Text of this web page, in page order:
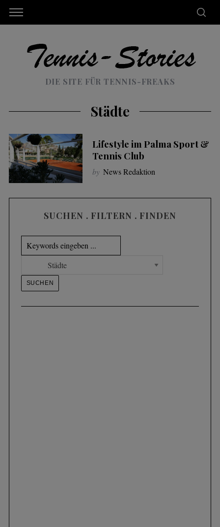
DIE SITE FÜR TENNIS-FREAKS
Städte
Lifestyle im Palma Sport &
Tennis Club
by News Redaktion
SUCHEN . FILTERN . FINDEN